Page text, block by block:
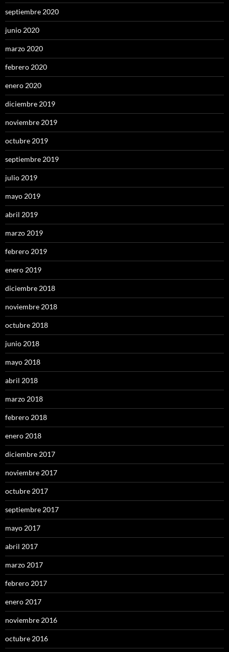
septiembre 2020
junio 2020
marzo 2020
febrero 2020
enero 2020
diciembre 2019
noviembre 2019
octubre 2019
septiembre 2019
julio 2019
mayo 2019
abril 2019
marzo 2019
febrero 2019
enero 2019
diciembre 2018
noviembre 2018
octubre 2018
junio 2018
mayo 2018
abril 2018
marzo 2018
febrero 2018
enero 2018
diciembre 2017
noviembre 2017
octubre 2017
septiembre 2017
mayo 2017
abril 2017
marzo 2017
febrero 2017
enero 2017
noviembre 2016
octubre 2016